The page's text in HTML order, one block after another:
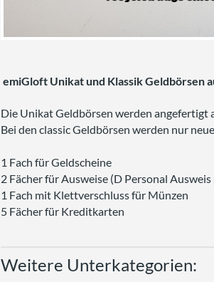
emiGloft Unikat und Klassik Geldbörsen
Die Unikat Geldbörsen werden angefertigt
Bei den classic Geldbörsen werden nur
1 Fach für Geldscheine
2 Fächer für Ausweise (D Personal Ausweis
1 Fach mit Klettverschluss für Münzen
5 Fächer für Kreditkarten
Weitere Unterkategorien: